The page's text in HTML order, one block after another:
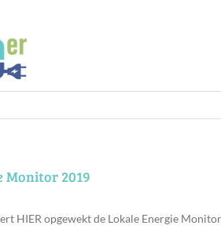
Monitor 2019
HIER opgewekt de Lokale Energie